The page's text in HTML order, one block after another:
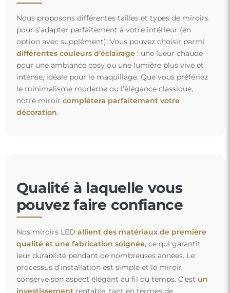
Nous proposons différentes tailles et types de miroirs
pour s’adapter parfaitement à votre intérieur (en
option avec supplément). Vous pouvez choisir parmi
différentes couleurs d’éclairage: une lueur chaude
pour une ambiance cosy ou une lumière plus vive et
intense, idéale pour le maquillage. Que vous préfériez
le minimalisme moderne ou l’élégance classique,
notre miroir complétera parfaitement votre
décoration.
Qualité à laquelle vous
pouvez faire confiance
Nos miroirs LED allient des matériaux de première
qualité et une fabrication soignée, ce qui garantit
leur durabilité pendant de nombreuses années. Le
processus d’installation est simple et le miroir
conserve son aspect élégant au fil du temps. C’est un
investissementrentable, tant en termes de